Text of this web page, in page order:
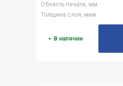
Область печати, мм
Толщина слоя, мкм
В наличии